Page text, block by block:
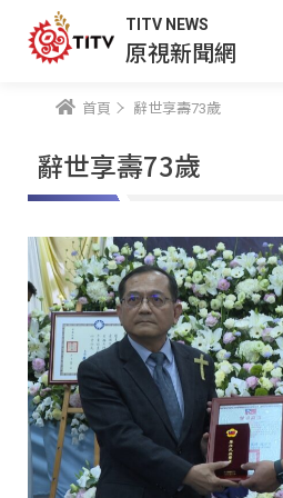
TITV NEWS
原視新聞網
首頁 辭世享壽73歲
辭世享壽73歲